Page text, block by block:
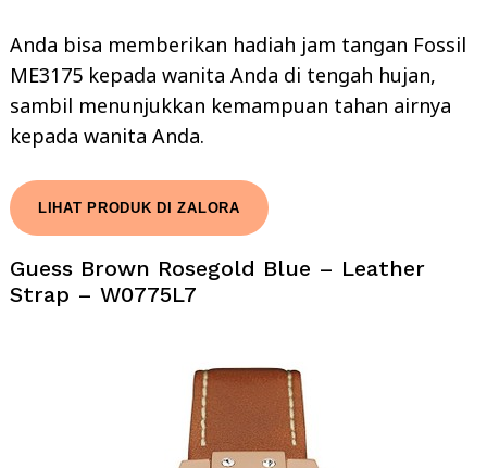
Anda bisa memberikan hadiah jam tangan Fossil
ME3175 kepada wanita Anda di tengah hujan,
sambil menunjukkan kemampuan tahan airnya
kepada wanita Anda.
LIHAT PRODUK DI ZALORA
Guess Brown Rosegold Blue – Leather
Strap – W0775L7